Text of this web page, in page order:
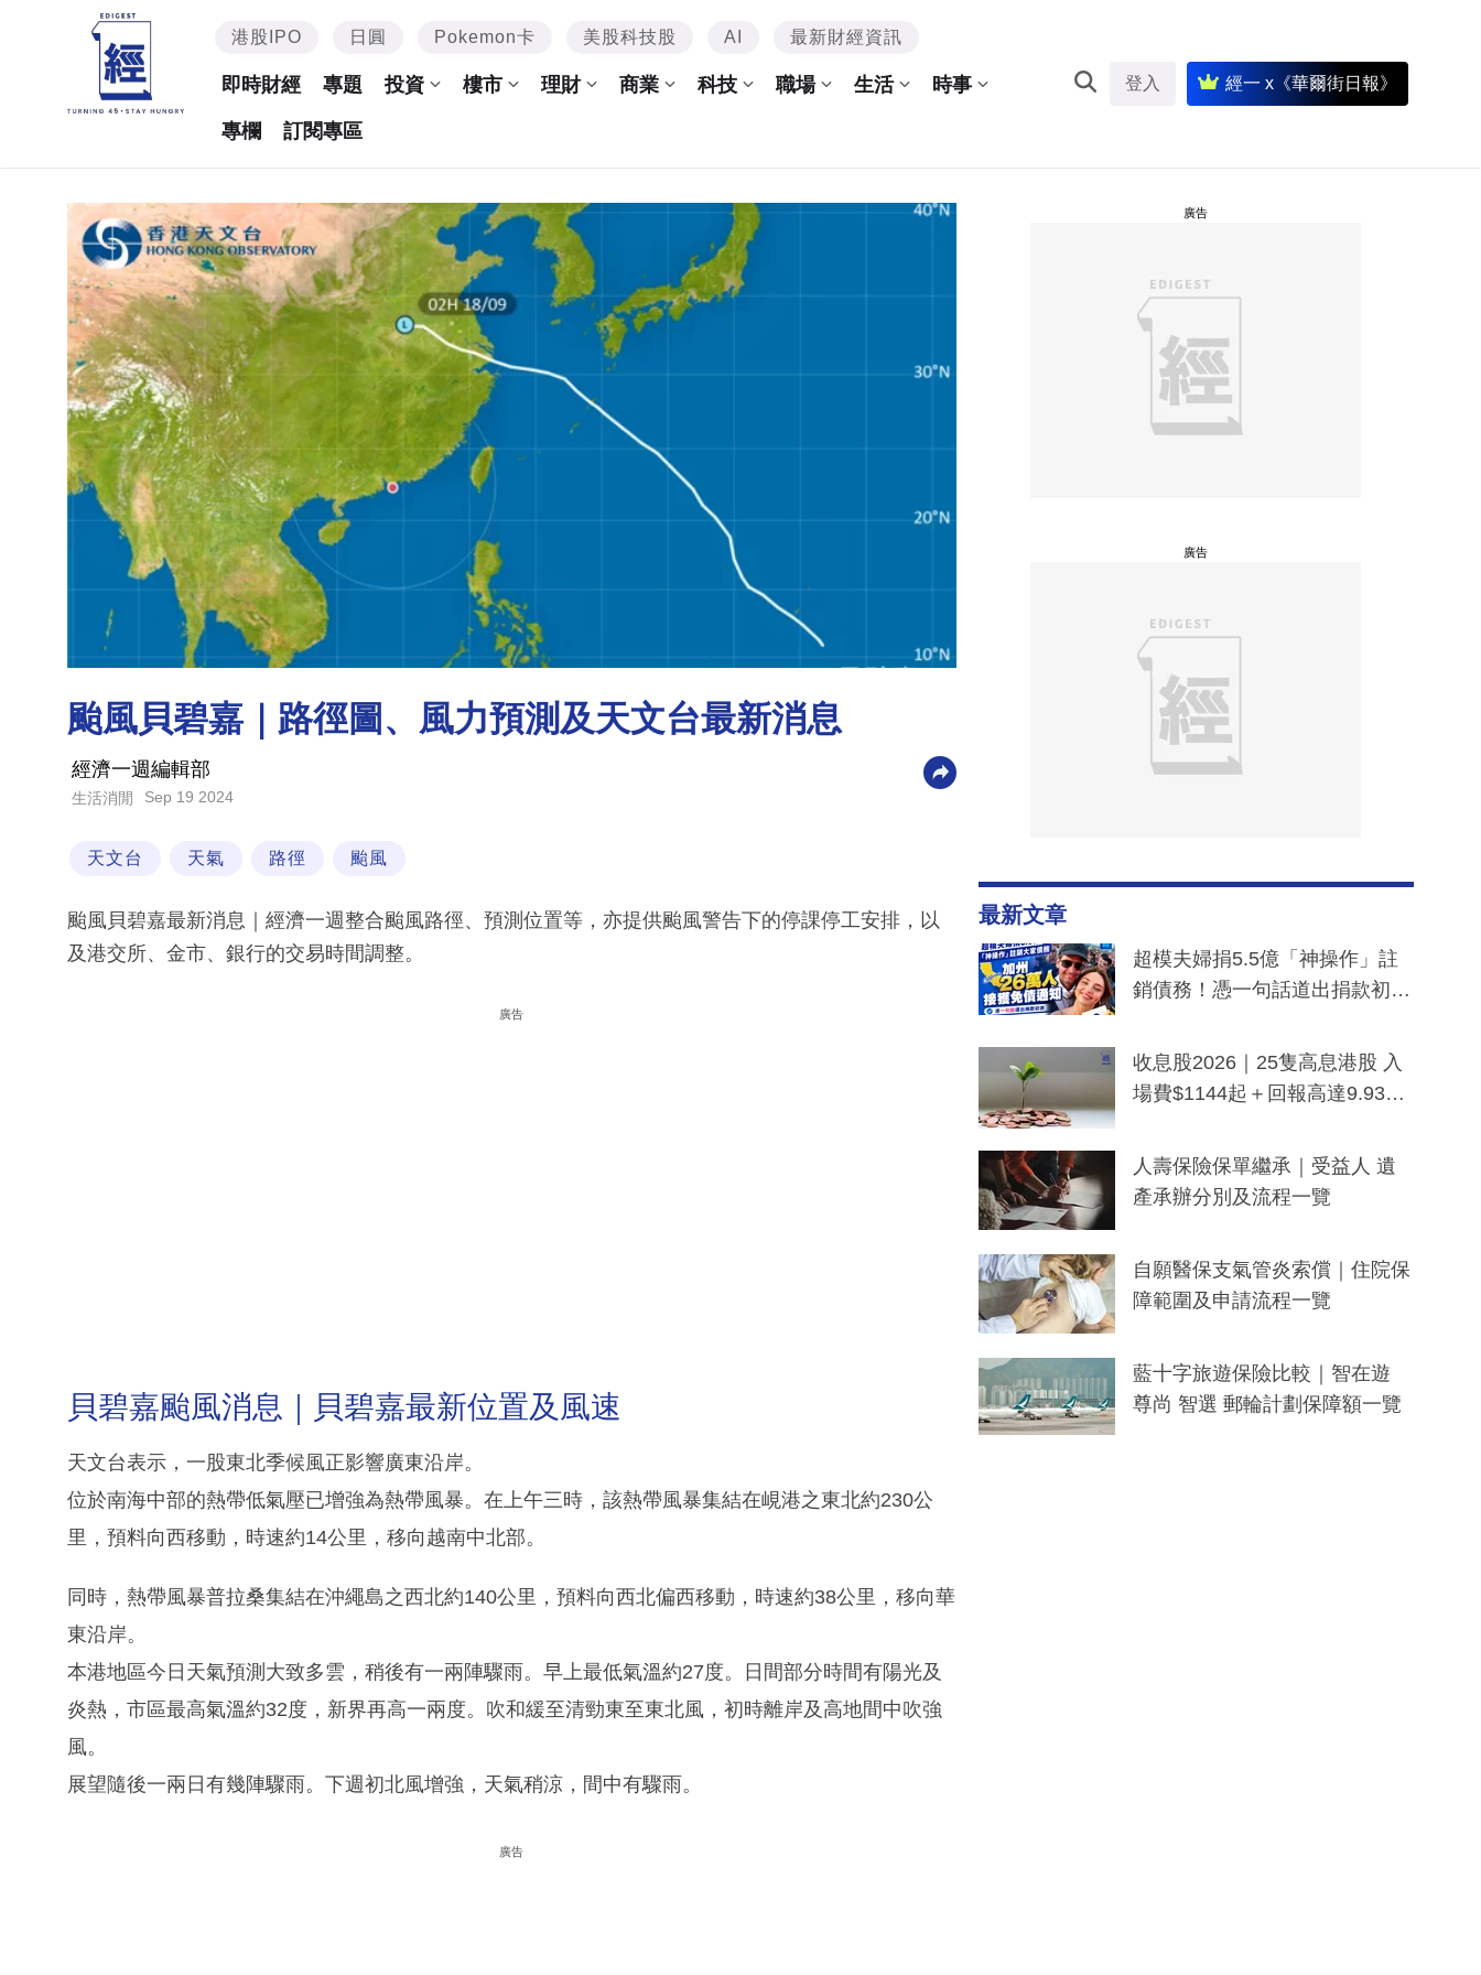
港股IPO 日圓 Pokemon卡 美股科技股 AI 最新財經資訊
即時財經 專題 投資 樓市 理財 商業 科技 職場 生活 時事
專欄 訂閱專區
登入 經一 x《華爾街日報》
颱風貝碧嘉｜路徑圖、風力預測及天文台最新消息
經濟一週編輯部
生活消閒 Sep 19 2024
天文台 天氣 路徑 颱風
颱風貝碧嘉最新消息｜經濟一週整合颱風路徑、預測位置等，亦提供颱風警告下的停課停工安排，以
及港交所、金市、銀行的交易時間調整。
廣告
貝碧嘉颱風消息｜貝碧嘉最新位置及風速
天文台表示，一股東北季候風正影響廣東沿岸。
位於南海中部的熱帶低氣壓已增強為熱帶風暴。在上午三時，該熱帶風暴集結在峴港之東北約230公
里，預料向西移動，時速約14公里，移向越南中北部。
同時，熱帶風暴普拉桑集結在沖繩島之西北約140公里，預料向西北偏西移動，時速約38公里，移向華
東沿岸。
本港地區今日天氣預測大致多雲，稍後有一兩陣驟雨。早上最低氣溫約27度。日間部分時間有陽光及
炎熱，市區最高氣溫約32度，新界再高一兩度。吹和緩至清勁東至東北風，初時離岸及高地間中吹強
風。
展望隨後一兩日有幾陣驟雨。下週初北風增強，天氣稍涼，間中有驟雨。
廣告
廣告
廣告
最新文章
超模夫婦捐5.5億「神操作」註
銷債務！憑一句話道出捐款初
一度被誤當詐騙手段
收息股2026｜25隻高息港股 入
場費$1144起＋回報高達9.93
人壽保險保單繼承｜受益人 遺
產承辦分別及流程一覽
自願醫保支氣管炎索償｜住院保
障範圍及申請流程一覽
藍十字旅遊保險比較｜智在遊
尊尚 智選 郵輪計劃保障額一覽